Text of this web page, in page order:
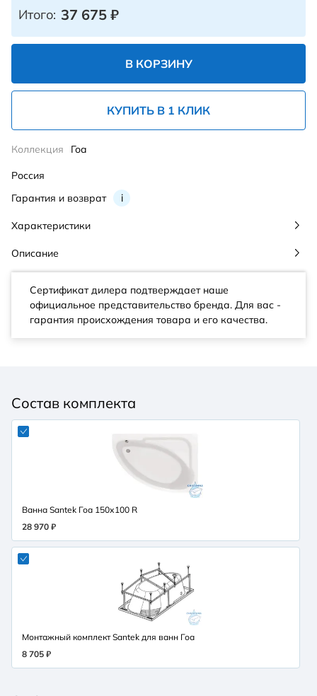
Итого: 37 675 ₽
В КОРЗИНУ
КУПИТЬ В 1 КЛИК
Гарантия и возврат i
Коллекция Гоа
Россия
Характеристики
Описание
Сертификат дилера подтверждает наше
официальное представительство бренда. Для вас -
гарантия происхождения товара и его качества.
Состав комплекта
Ванна Santek Гоа 150х100 R
28 970 ₽
Монтажный комплект Santek для ванн Гоа
8 705 ₽